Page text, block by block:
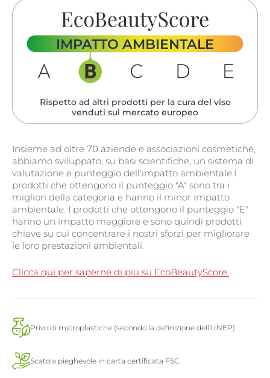
IMPATTO AMBIENTALE
Rispetto ad altri prodotti per la cura del viso
venduti sul mercato europeo
Insieme ad oltre 70 aziende e associazioni cosmetiche,
abbiamo sviluppato, su basi scientifiche, un sistema di
valutazione e punteggio dell'impatto ambientale.I
prodotti che ottengono il punteggio "A" sono tra i
migliori della categoria e hanno il minor impatto
ambientale. I prodotti che ottengono il punteggio "E"
hanno un impatto maggiore e sono quindi prodotti
chiave su cui concentrare i nostri sforzi per migliorare
le loro prestazioni ambientali.
Clicca qui per saperne di più su EcoBeautyScore.
Privo di microplastiche (secondo la definizione dell'UNEP)
Scatola pieghevole in carta certificata FSC